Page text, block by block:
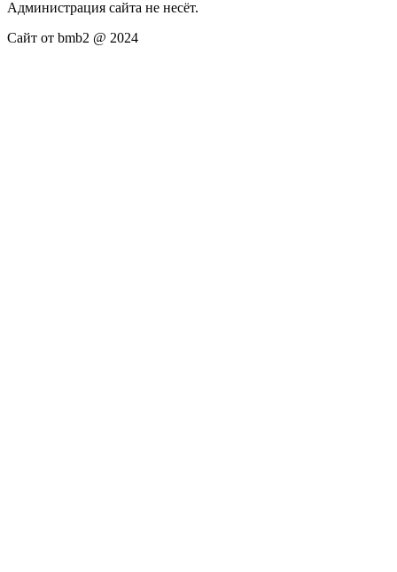
Администрация сайта не несёт.
Сайт от bmb2 @ 2024